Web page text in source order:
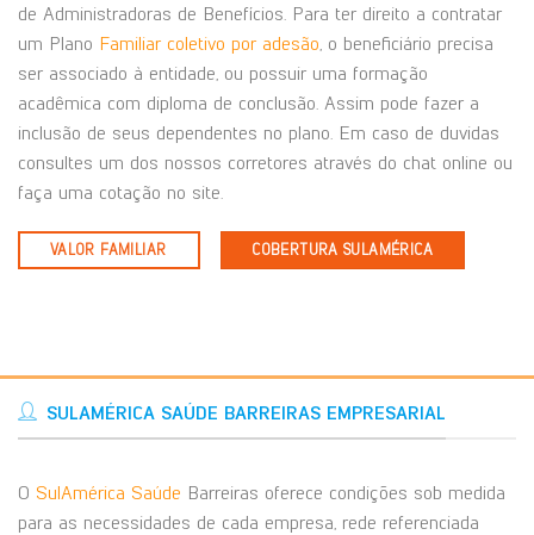
de Administradoras de Benefícios. Para ter direito a contratar
um Plano Familiar coletivo por adesão , o beneficiário precisa
ser associado à entidade, ou possuir uma formação
acadêmica com diploma de conclusão. Assim pode fazer a
inclusão de seus dependentes no plano. Em caso de duvidas
consultes um dos nossos corretores através do chat online ou
faça uma cotação no site.
VALOR FAMILIAR COBERTURA SULAMÉRICA
SULAMÉRICA SAÚDE BARREIRAS EMPRESARIAL
O SulAmérica Saúde Barreiras oferece condições sob medida
para as necessidades de cada empresa, rede referenciada